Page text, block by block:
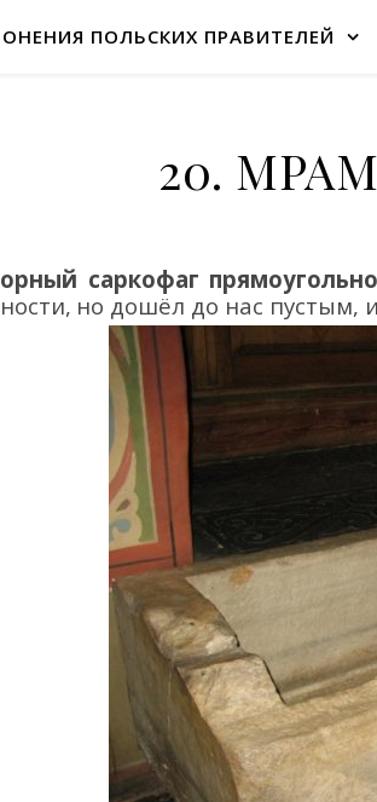
ПОЛЬСКИХ ПРАВИТЕЛЕЙ
20.
саркофаг
, но дошёл до нас пустым, и